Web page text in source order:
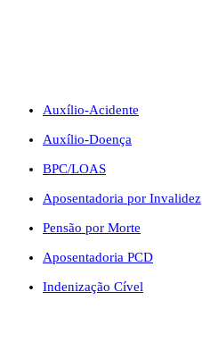
Auxílio-Acidente
Auxílio-Doença
BPC/LOAS
Aposentadoria por Invalidez
Pensão por Morte
Aposentadoria PCD
Indenização Cível